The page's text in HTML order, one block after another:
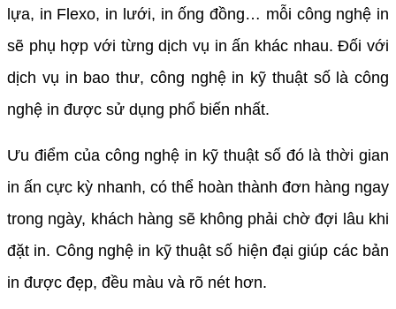
lựa, in Flexo, in lưới, in ống đồng… mỗi công nghệ in
sẽ phụ hợp với từng dịch vụ in ấn khác nhau. Đối với
dịch vụ in bao thư, công nghệ in kỹ thuật số là công
nghệ in được sử dụng phổ biến nhất.
Ưu điểm của công nghệ in kỹ thuật số đó là thời gian
in ấn cực kỳ nhanh, có thể hoàn thành đơn hàng ngay
trong ngày, khách hàng sẽ không phải chờ đợi lâu khi
đặt in. Công nghệ in kỹ thuật số hiện đại giúp các bản
in được đẹp, đều màu và rõ nét hơn.